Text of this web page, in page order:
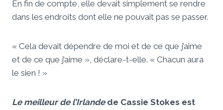
En fin de compte, elle devait simplement se rendre
dans les endroits dont elle ne pouvait pas se passer.
« Cela devait dépendre de moi et de ce que j’aime
et de ce que j’aime », déclare-t-elle. « Chacun aura
le sien ! »
Le meilleur de l’Irlandede Cassie Stokes est